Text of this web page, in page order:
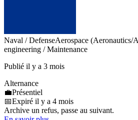
Naval / DefenseAerospace (Aeronautics/
engineering / Maintenance
Publié il y a 3 mois
Alternance
💼Présentiel
📅Expiré il y a 4 mois
Archive un refus, passe au suivant.